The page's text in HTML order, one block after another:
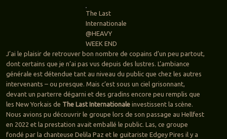
The Last
Internationale
@HEAVY
WEEK END
J’ai le plaisir de retrouver bon nombre de copains d’un peu partout,
dont certains que je n’ai pas vus depuis des lustres. L’ambiance
générale est détendue tant au niveau du public que chez les autres
intervenants – ou presque. Mais c’est sous un ciel grisonnant,
devant un parterre dégarni et des gradins encore peu remplis que
les New Yorkais de The Last Internationaleinvestissent la scène.
Nous avions pu découvrir le groupe lors de son passage au Hellfest
en 2022 et la prestation avait emballé le public. Las, ce groupe
fondé par la chanteuse Delila Paz et le guitariste Edgey Pires il y a